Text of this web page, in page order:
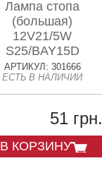
Лампа стопа
(большая)
12V21/5W
S25/BAY15D
АРТИКУЛ: 301666
ЕСТЬ В НАЛИЧИИ
51 грн.
В КОРЗИНУ